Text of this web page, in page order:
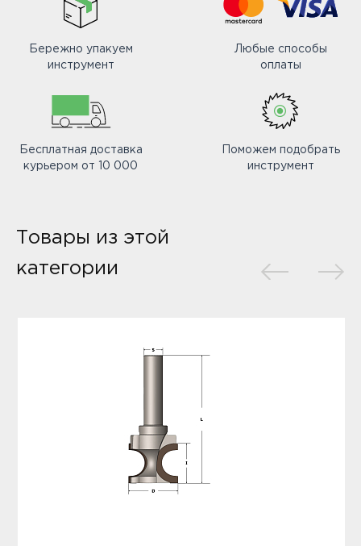
Бережно упакуем
инструмент
Любые способы
оплаты
Бесплатная доставка
курьером от 10 000
Поможем подобрать
инструмент
Товары из этой
категории